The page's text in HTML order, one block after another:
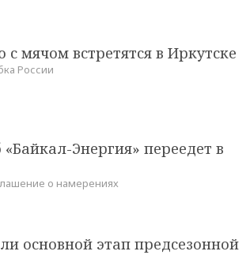
мячом встретятся в Иркутске
России
Энергия» переедет в
о намерениях
основной этап предсезонной